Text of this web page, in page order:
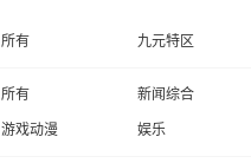
所有 九元特区
所有 新闻综合
游戏动漫 娱乐